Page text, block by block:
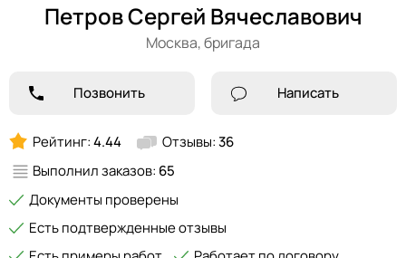
Петров Сергей Вячеславович
Москва,бригада
Позвонить Написать
Рейтинг:4.44 Отзывы:36
Выполнил заказов: 65
Документы проверены
Есть подтвержденные отзывы